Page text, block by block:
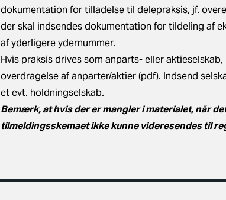
dokumentation for tilladelse til delepraksis, jf.
der skal indsendes dokumentation for tildeling af
af yderligere ydernummer.
Hvis praksis drives som anparts- eller
overdragelse af anparter/aktier (pdf). Indsend
et evt. holdningselskab.
Bemærk, at hvis der er mangler i materialet, når
tilmeldingsskemaet ikke kunne videresendes til